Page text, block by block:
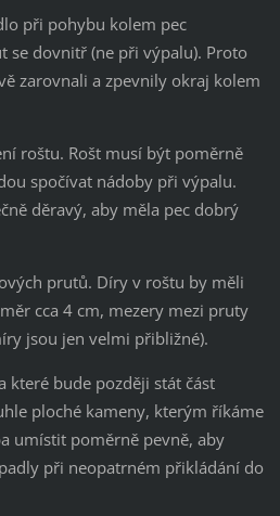
při pohybu kolem pec
se dovnitř (ne při výpalu). Proto
zarovnali a zpevnily okraj kolem
roštu. Rošt musí být poměrně
spočívat nádoby při výpalu.
děravý, aby měla pec dobrý
prutů. Díry v roštu by měli
cca 4 cm, mezery mezi pruty
jsou jen velmi přibližné).
které bude později stát část
ploché kameny, kterým říkáme
umístit poměrně pevně, aby
při neopatrném přikládání do